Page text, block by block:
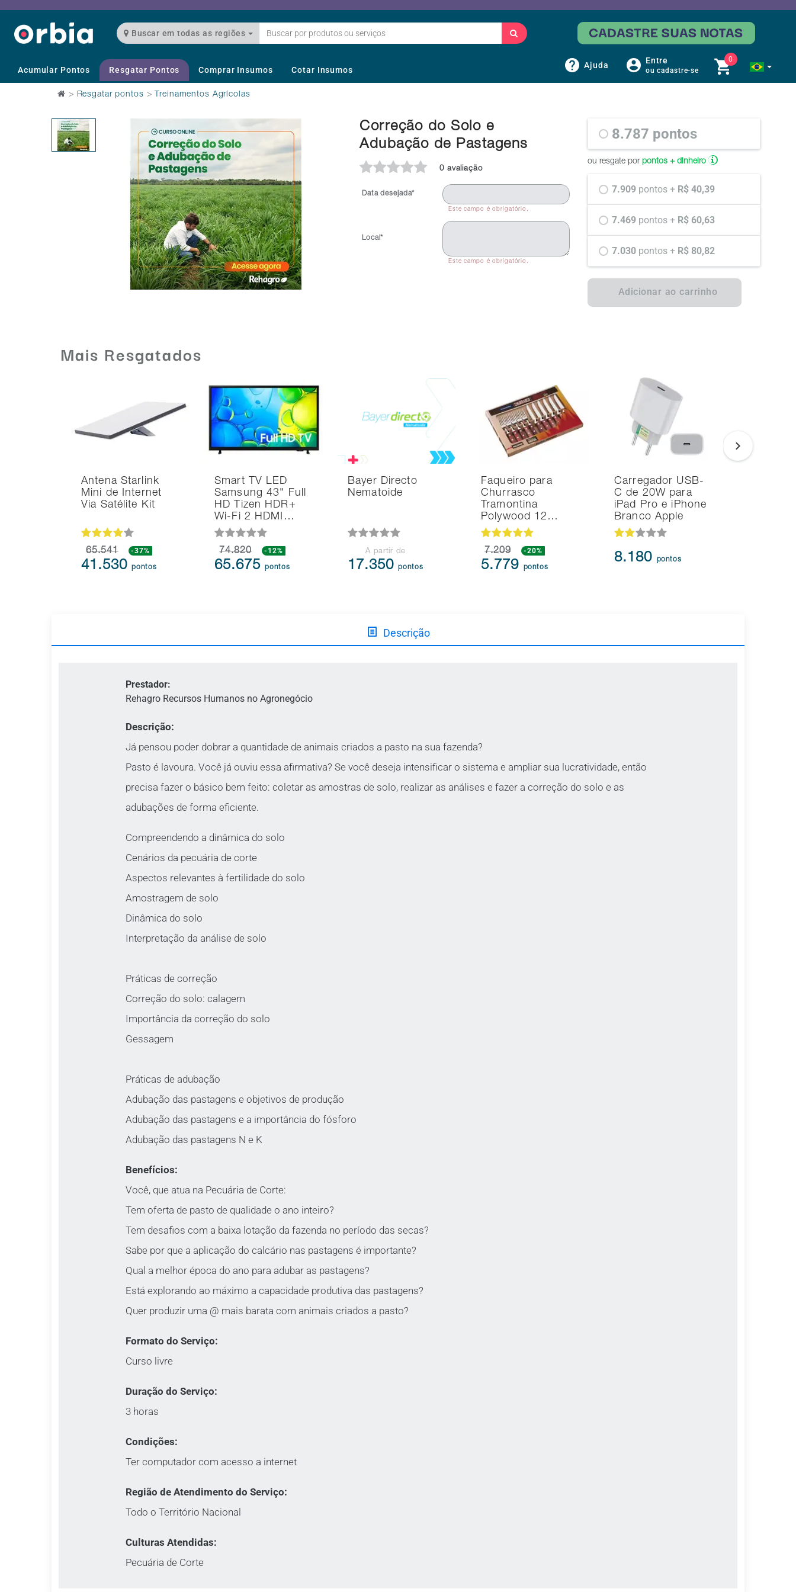
Buscar em todas as regiões
Acumular Pontos Resgatar Pontos Comprar Insumos Cotar Insumos Ajuda Entre
ou cadastre-se
0
> Resgatar pontos > Treinamentos Agrícolas
Correção do Solo e
Adubação de Pastagens
0 avaliação
Data desejada*
Este campo é obrigatório.
Local*
Este campo é obrigatório.
8.787 pontos
ou resgate por pontos + dinheiro
7.909 pontos + R$ 40,39
7.469 pontos + R$ 60,63
7.030 pontos + R$ 80,82
Adicionar ao carrinho
Mais Resgatados
Antena Starlink
Mini de Internet
Via Satélite Kit
65.541 -37%
41.530pontos
Smart TV LED
Samsung 43" Full
HD Tizen HDR+
Wi-Fi 2 HDMI…
74.820 -12%
65.675pontos
Bayer Directo
Nematoide
A partir de
17.350pontos
Faqueiro para
Churrasco
Tramontina
Polywood 12…
7.209 -20%
5.779 pontos
Carregador USB-
C de 20W para
iPad Pro e iPhone
Branco Apple
8.180 pontos
Descrição
Prestador:
Rehagro Recursos Humanos no Agronegócio
Descrição:
Já pensou poder dobrar a quantidade de animais criados a pasto na sua fazenda?
Pasto é lavoura. Você já ouviu essa afirmativa? Se você deseja intensificar o sistema e ampliar sua lucratividade, então
precisa fazer o básico bem feito: coletar as amostras de solo, realizar as análises e fazer a correção do solo e as
adubações de forma eficiente.
Compreendendo a dinâmica do solo
Cenários da pecuária de corte
Aspectos relevantes à fertilidade do solo
Amostragem de solo
Dinâmica do solo
Interpretação da análise de solo
Práticas de correção
Correção do solo: calagem
Importância da correção do solo
Gessagem
Práticas de adubação
Adubação das pastagens e objetivos de produção
Adubação das pastagens e a importância do fósforo
Adubação das pastagens N e K
Benefícios:
Você, que atua na Pecuária de Corte:
Tem oferta de pasto de qualidade o ano inteiro?
Tem desafios com a baixa lotação da fazenda no período das secas?
Sabe por que a aplicação do calcário nas pastagens é importante?
Qual a melhor época do ano para adubar as pastagens?
Está explorando ao máximo a capacidade produtiva das pastagens?
Quer produzir uma @ mais barata com animais criados a pasto?
Formato do Serviço:
Curso livre
Duração do Serviço:
3 horas
Condições:
Ter computador com acesso a internet
Região de Atendimento do Serviço:
Todo o Território Nacional
Culturas Atendidas:
Pecuária de Corte